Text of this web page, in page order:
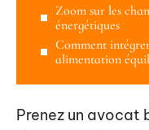
Zoom sur les
énergétiques
Comment
alimentation
Prenez un avocat